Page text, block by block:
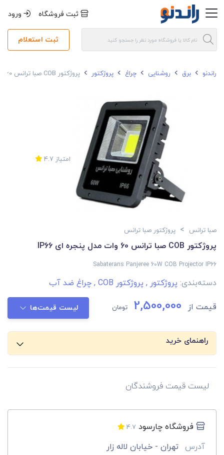
ثبت فروشگاه ورود
ثبت استعلام
راندنو برق روشنایی چراغ پروژکتور پروژکتور COB صبا ترانس 60 وات مدل پنجره ای IP66
امتیاز 4.7
صبا ترانس > پروژکتور صبا ترانس
پروژکتور COB صبا ترانس 60 وات مدل پنجره ای IP66
Sabaterans Panjeree 60W COB Projector IP66
دسته‌بندی: پروژکتور , پروژکتور COB , چراغ ضد آب
قیمت از 2,500,000 تومان لیست قیمت‌ها
راهنمای خرید
لیست قیمت فروشندگان
فروشگاه چارسود 4.7
آدرس تهران - خیابان لاله زار